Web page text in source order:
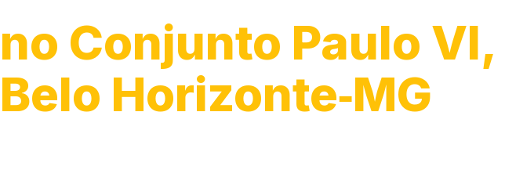
no Conjunto Paulo VI,
Belo Horizonte‑MG